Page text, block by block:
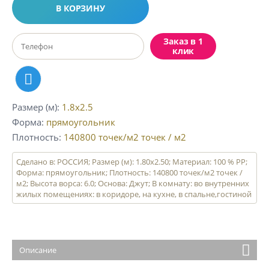
В КОРЗИНУ
Заказ в 1
клик
Размер (м) 1.8x2.5
Форма прямоугольник
Плотность 140800 точек/м2 точек / м2
Сделано в: РОССИЯ; Размер (м): 1.80x2.50; Материал: 100 % PP;
Форма: прямоугольник; Плотность: 140800 точек/м2 точек /
м2; Высота ворса: 6.0; Основа: Джут; В комнату: во внутренних
жилых помещениях: в коридоре, на кухне, в спальне,гостиной
Описание